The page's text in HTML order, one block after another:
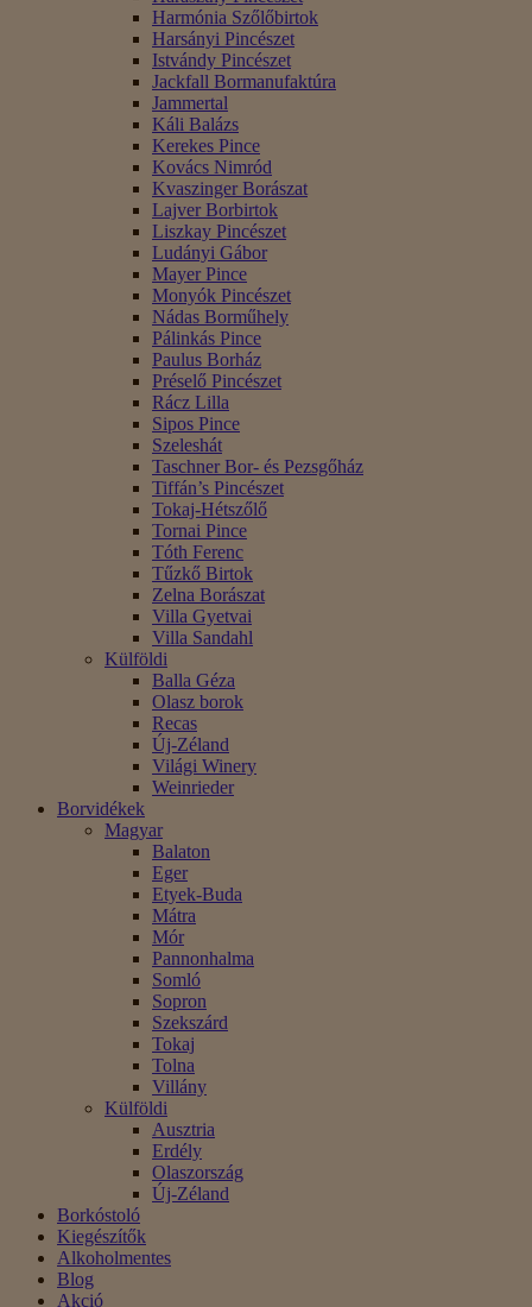
Harmónia Szőlőbirtok
Harsányi Pincészet
Istvándy Pincészet
Jackfall Bormanufaktúra
Jammertal
Káli Balázs
Kerekes Pince
Kovács Nimród
Kvaszinger Borászat
Lajver Borbirtok
Liszkay Pincészet
Ludányi Gábor
Mayer Pince
Monyók Pincészet
Nádas Borműhely
Pálinkás Pince
Paulus Borház
Préselő Pincészet
Rácz Lilla
Sipos Pince
Szeleshát
Taschner Bor- és Pezsgőház
Tiffán’s Pincészet
Tokaj-Hétszőlő
Tornai Pince
Tóth Ferenc
Tűzkő Birtok
Zelna Borászat
Villa Gyetvai
Villa Sandahl
Külföldi
Balla Géza
Olasz borok
Recas
Új-Zéland
Világi Winery
Weinrieder
Borvidékek
Magyar
Balaton
Eger
Etyek-Buda
Mátra
Mór
Pannonhalma
Somló
Sopron
Szekszárd
Tokaj
Tolna
Villány
Külföldi
Ausztria
Erdély
Olaszország
Új-Zéland
Borkóstoló
Kiegészítők
Alkoholmentes
Blog
Akció